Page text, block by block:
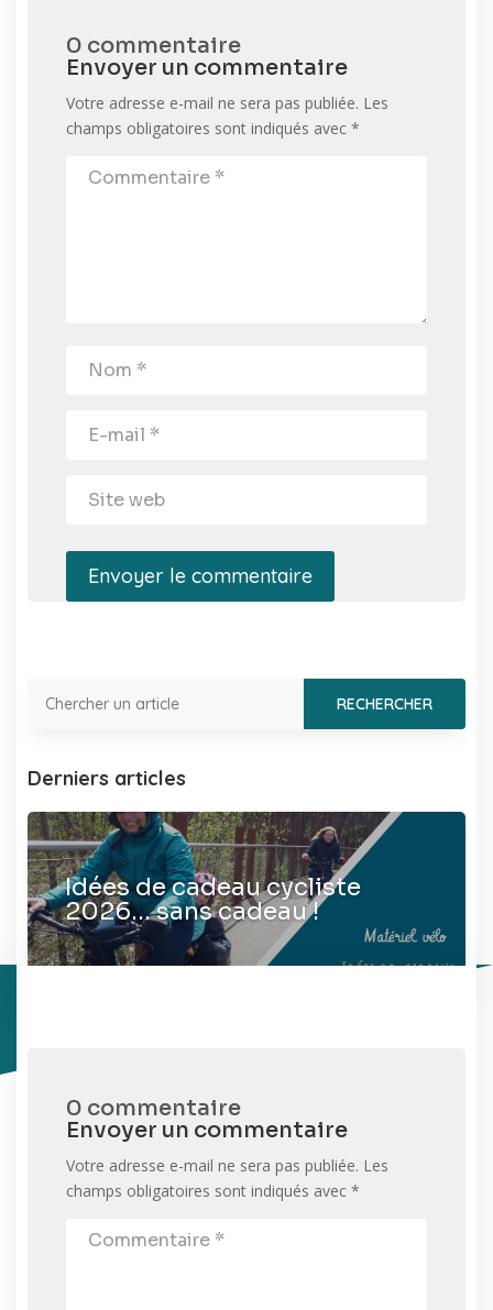
0 commentaire
Envoyer un commentaire
Votre adresse e-mail ne sera pas publiée. Les
champs obligatoires sont indiqués avec *
Envoyer le commentaire
Derniers articles
Idées de cadeau cycliste
2026… sans cadeau !
0 commentaire
Envoyer un commentaire
Votre adresse e-mail ne sera pas publiée. Les
champs obligatoires sont indiqués avec *